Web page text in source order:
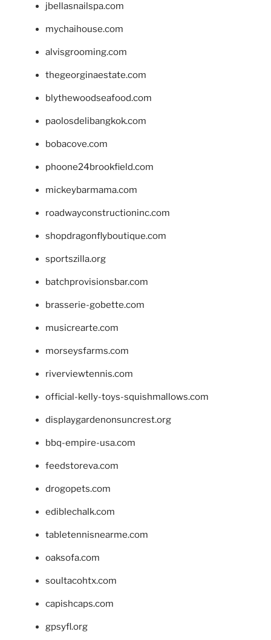
jbellasnailspa.com
mychaihouse.com
alvisgrooming.com
thegeorginaestate.com
blythewoodseafood.com
paolosdelibangkok.com
bobacove.com
phoone24brookfield.com
mickeybarmama.com
roadwayconstructioninc.com
shopdragonflyboutique.com
sportszilla.org
batchprovisionsbar.com
brasserie-gobette.com
musicrearte.com
morseysfarms.com
riverviewtennis.com
official-kelly-toys-squishmallows.com
displaygardenonsuncrest.org
bbq-empire-usa.com
feedstoreva.com
drogopets.com
ediblechalk.com
tabletennisnearme.com
oaksofa.com
soultacohtx.com
capishcaps.com
gpsyfl.org